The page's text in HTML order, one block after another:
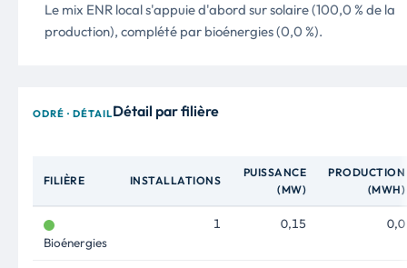
Le mix ENR local s'appuie d'abord sur solaire (100,0 % de la
production), complété par bioénergies (0,0 %).
ODRÉ · DÉTAILDétail par filière
FILIÈRE INSTALLATIONS
PUISSANCE
(MW)
PRODUCTION
(MWH)
Bioénergies
1 0,15 0,0